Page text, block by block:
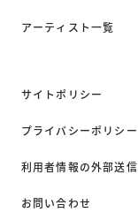
アーティスト一覧
サイトポリシー
プライバシーポリシー
利用者情報の外部送信
お問い合わせ